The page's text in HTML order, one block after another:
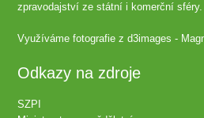
zpravodajství ze státní i komerční sféry.
Využíváme fotografie zd3images -
Odkazy na zdroje
SZPI